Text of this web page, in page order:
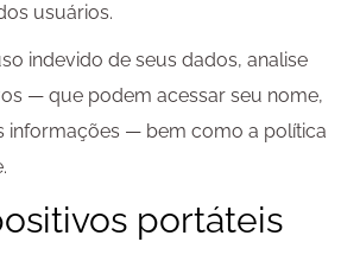
usuários.
indevido de seus dados, analise
— que podem acessar seu nome,
informações — bem como a política
portáteis